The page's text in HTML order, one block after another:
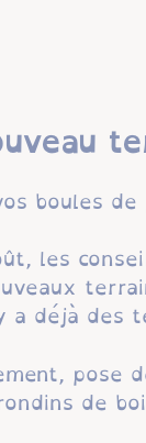
boules
les
a déjà des
pose
de